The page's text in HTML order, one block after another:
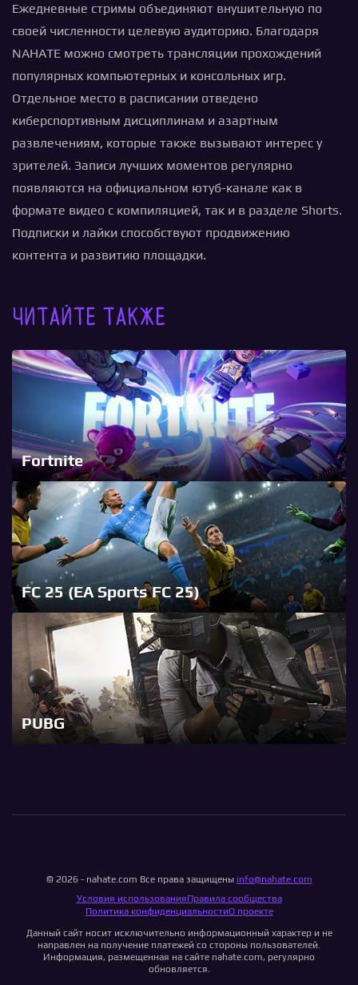
Ежедневные стримы объединяют внушительную по
своей численности целевую аудиторию. Благодаря
NAHATE можно смотреть трансляции прохождений
популярных компьютерных и консольных игр.
Отдельное место в расписании отведено
киберспортивным дисциплинам и азартным
развлечениям, которые также вызывают интерес у
зрителей. Записи лучших моментов регулярно
появляются на официальном ютуб-канале как в
формате видео с компиляцией, так и в разделе Shorts.
Подписки и лайки способствуют продвижению
контента и развитию площадки.
Читайте также
Fortnite
FC 25 (EA Sports FC 25)
PUBG
© 2026 - nahate.com Все права защищены info@nahate.com
Условия использованияПравила сообщества
Политика конфиденциальностиО проекте
Данный сайт носит исключительно информационный характер и не
направлен на получение платежей со стороны пользователей.
Информация, размещенная на сайте nahate.com, регулярно
обновляется.